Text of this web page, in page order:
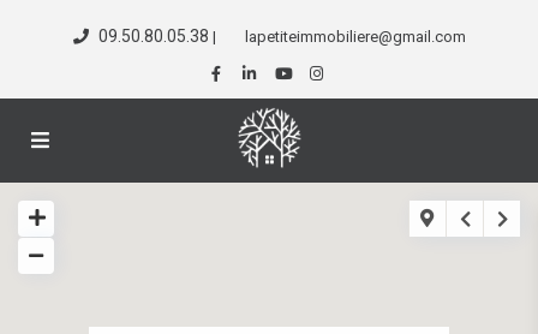
09.50.80.05.38 | lapetiteimmobiliere@gmail.com